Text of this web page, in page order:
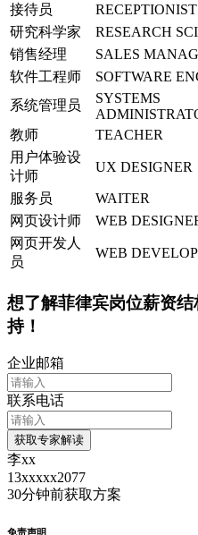
接待员
RECEPTIONIST
研究科学家
RESEARCH
销售经理
SALES
软件工程师
SOFTWARE
系统管理员
SYSTEMS
教师
TEACHER
用户体验设
计师
UX DESIGNER
服务员 WAITER
网页设计师
WEB
网页开发人
员
WEB
想了解菲律宾岗位薪资
持！
企业邮箱
联系电话
获取专家解读
李xx
13xxxxx2077
30分钟前获取方案
免责声明